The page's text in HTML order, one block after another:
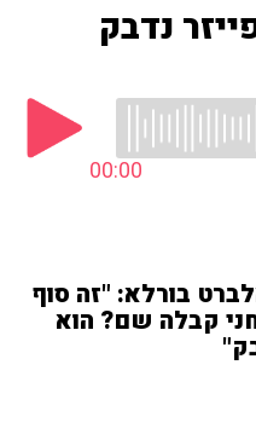
נדבק
00:00
בורלא: "זה סוף
קבלה שם? הוא